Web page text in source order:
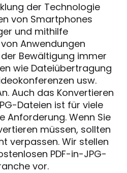
der Technologie
von Smartphones
und mithilfe
Anwendungen
Bewältigung immer
wie Dateiübertragung
usw.
Auch das Konvertieren
Dateien ist für viele
Anforderung. Wenn Sie
müssen, sollten
verpassen. Wir stellen
PDF-in-JPG-
vor.